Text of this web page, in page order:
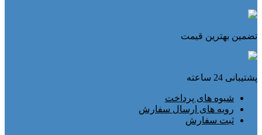
تضمین بهترین قیمت
پشتیبانی 24 ساعته
شیوه های پرداخت
رویه های ارسال سفارش
ثبت سفارش